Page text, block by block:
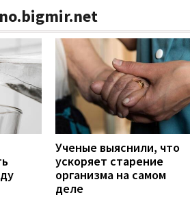
Ученые выяснили, что
ускоряет старение
организма на самом
деле